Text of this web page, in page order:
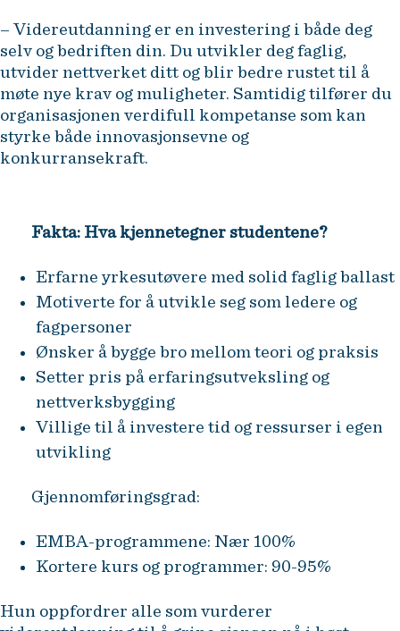
– Videreutdanning er en investering i både deg
selv og bedriften din. Du utvikler deg faglig,
utvider nettverket ditt og blir bedre rustet til å
møte nye krav og muligheter. Samtidig tilfører du
organisasjonen verdifull kompetanse som kan
styrke både innovasjonsevne og
konkurransekraft.
Fakta: Hva kjennetegner studentene?
Erfarne yrkesutøvere med solid faglig ballast
Motiverte for å utvikle seg som ledere og
fagpersoner
Ønsker å bygge bro mellom teori og praksis
Setter pris på erfaringsutveksling og
nettverksbygging
Villige til å investere tid og ressurser i egen
utvikling
Gjennomføringsgrad:
EMBA-programmene: Nær 100%
Kortere kurs og programmer: 90-95%
Hun oppfordrer alle som vurderer